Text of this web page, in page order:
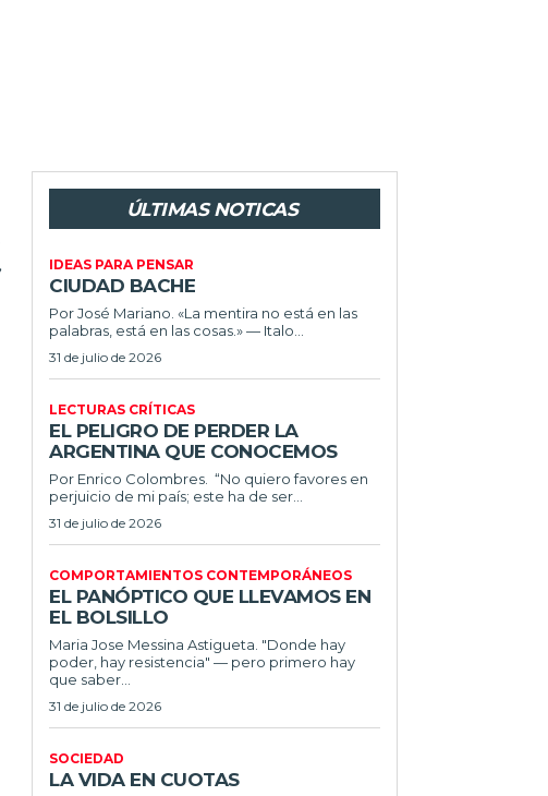
ÚLTIMAS NOTICAS
IDEAS PARA PENSAR
CIUDAD BACHE
Por José Mariano. «La mentira no está en las
palabras, está en las cosas.» — Italo...
31 de julio de 2026
LECTURAS CRÍTICAS
EL PELIGRO DE PERDER LA
ARGENTINA QUE CONOCEMOS
Por Enrico Colombres. “No quiero favores en
perjuicio de mi país; este ha de ser...
31 de julio de 2026
COMPORTAMIENTOS CONTEMPORÁNEOS
EL PANÓPTICO QUE LLEVAMOS EN
EL BOLSILLO
Maria Jose Messina Astigueta. "Donde hay
poder, hay resistencia" — pero primero hay
que saber...
31 de julio de 2026
SOCIEDAD
LA VIDA EN CUOTAS